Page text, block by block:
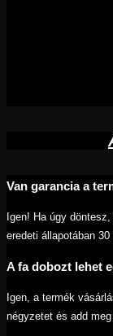
Van garancia a
Igen! Ha úgy
eredeti állapotában
A fa dobozt lehet
Igen, a termék
négyzetet és add